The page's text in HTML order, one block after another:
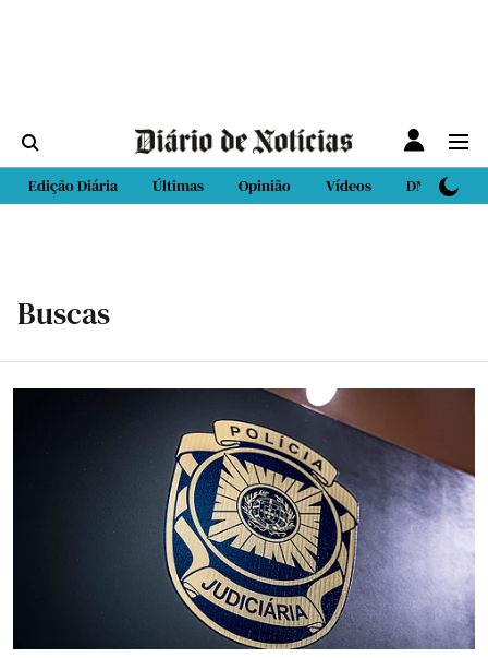
Edição Diária Últimas Opinião Vídeos DN Sport
Buscas